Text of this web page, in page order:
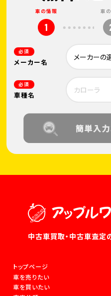
車の情報
1
車
必須
メーカー名
必須
車種名
中古車買取・中古車査定
トップページ
車を売りたい
車を買いたい